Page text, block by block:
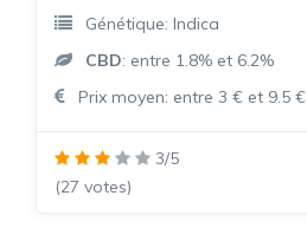
Génétique: Indica
CBD: entre 1.8% et 6.2%
Prix moyen: entre 3 € et 9.5 €
3/5
(27 votes)